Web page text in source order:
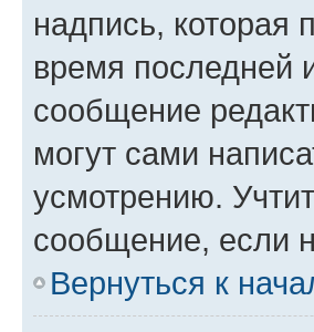
надпись, которая
время последней
сообщение
могут сами
усмотрению.
сообщение, если
Вернуться к